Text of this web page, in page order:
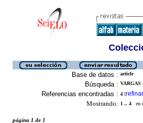
Base de datos : article
Búsqueda : VARGAS
Referencias encontradas : 4 [refinar
Mostrando: 1 .. 4 en
página 1 de 1